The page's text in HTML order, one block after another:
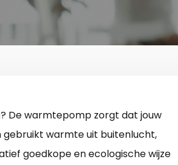
? De warmtepomp zorgt dat jouw
gebruikt warmte uit buitenlucht,
goedkope en ecologische wijze